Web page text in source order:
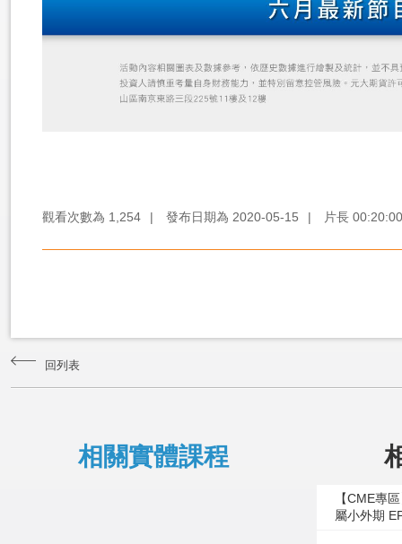
觀看次數為 1,254 | 發布日期為 2020-05-15 | 片長 00:20:00
回列表
相關實體課程
【CME專
屬小外期